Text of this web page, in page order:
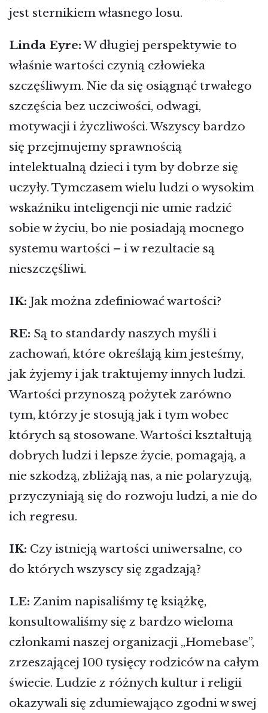
jest sternikiem własnego losu.
Linda Eyre:W długiej perspektywie to
właśnie wartości czynią człowieka
szczęśliwym. Nie da się osiągnąć trwałego
szczęścia bez uczciwości, odwagi,
motywacji i życzliwości. Wszyscy bardzo
się przejmujemy sprawnością
intelektualną dzieci i tym by dobrze się
uczyły. Tymczasem wielu ludzi o wysokim
wskaźniku inteligencji nie umie radzić
sobie w życiu, bo nie posiadają mocnego
systemu wartości – i w rezultacie są
nieszczęśliwi.
IK: Jak można zdefiniować wartości?
RE: Są to standardy naszych myśli i
zachowań, które określają kim jesteśmy,
jak żyjemy i jak traktujemy innych ludzi.
Wartości przynoszą pożytek zarówno
tym, którzy je stosują jak i tym wobec
których są stosowane. Wartości kształtują
dobrych ludzi i lepsze życie, pomagają, a
nie szkodzą, zbliżają nas, a nie polaryzują,
przyczyniają się do rozwoju ludzi, a nie do
ich regresu.
IK: Czy istnieją wartości uniwersalne, co
do których wszyscy się zgadzają?
LE: Zanim napisaliśmy tę książkę,
konsultowaliśmy się z bardzo wieloma
członkami naszej organizacji „Homebase”,
zrzeszającej 100 tysięcy rodziców na całym
świecie. Ludzie z różnych kultur i religii
okazywali się zdumiewająco zgodni w swej